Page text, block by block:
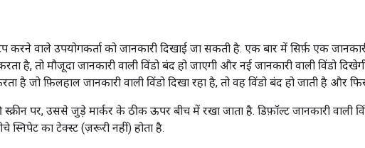
करने वाले उपयोगकर्ता को जानकारी दिखाई जा सकती है. एक बार में सिर्फ़ एक
है, तो मौजूदा जानकारी वाली विंडो बंद हो जाएगी और नई जानकारी वाली विंडो
है जो फ़िलहाल जानकारी वाली विंडो दिखा रहा है, तो वह विंडो बंद हो जाती है और
स्क्रीन पर, उससे जुड़े मार्कर के ठीक ऊपर बीच में रखा जाता है. डिफ़ॉल्ट जानकारी वाली
स्निपेट का टेक्स्ट (ज़रूरी नहीं) होता है.